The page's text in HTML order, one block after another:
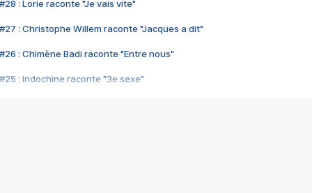
#28 : Lorie raconte "Je vais vite"
#27 : Christophe Willem raconte "Jacques a dit"
#26 : Chimène Badi raconte "Entre nous"
#25 : Indochine raconte "3e sexe"